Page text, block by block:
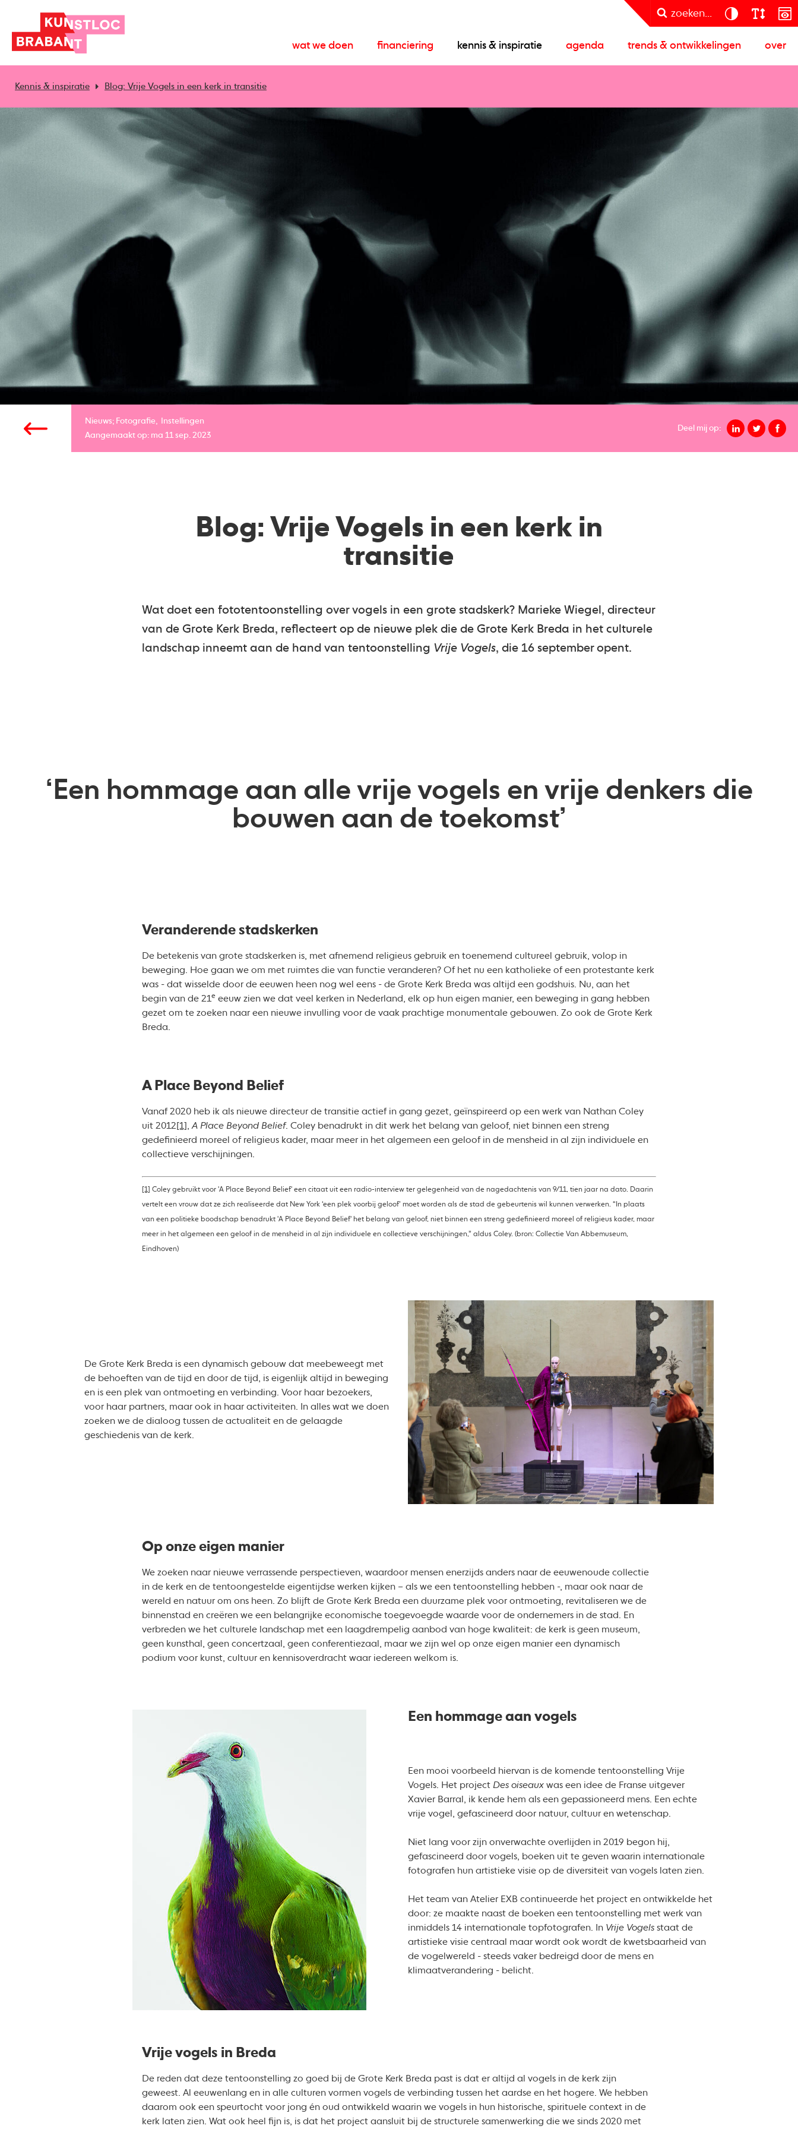
zoeken...
wat we doen financiering kennis & inspiratie agenda trends & ontwikkelingen over
Kennis & inspiratie Blog: Vrije Vogels in een kerk in transitie
Nieuws; Fotografie
Instellingen
Aangemaakt op: ma 11 sep. 2023
Deel mij op:
Blog: Vrije Vogels in een kerk in
transitie
Wat doet een fototentoonstelling over vogels in een grote stadskerk? Marieke Wiegel, directeur
van de Grote Kerk Breda, reflecteert op de nieuwe plek die de Grote Kerk Breda in het culturele
landschap inneemt aan de hand van tentoonstelling Vrije Vogels, die 16 september opent.
‘Een hommage aan alle vrije vogels en vrije denkers die
bouwen aan de toekomst’
Veranderende stadskerken
De betekenis van grote stadskerken is, met afnemend religieus gebruik en toenemend cultureel gebruik, volop in
beweging. Hoe gaan we om met ruimtes die van functie veranderen? Of het nu een katholieke of een protestante kerk
was - dat wisselde door de eeuwen heen nog wel eens - de Grote Kerk Breda was altijd een godshuis. Nu, aan het
begin van de 21e eeuw zien we dat veel kerken in Nederland, elk op hun eigen manier, een beweging in gang hebben
gezet om te zoeken naar een nieuwe invulling voor de vaak prachtige monumentale gebouwen. Zo ook de Grote Kerk
Breda.
A Place Beyond Belief
Vanaf 2020 heb ik als nieuwe directeur de transitie actief in gang gezet, geïnspireerd op een werk van Nathan Coley
uit 2012 [1] ,A Place Beyond Belief. Coley benadrukt in dit werk het belang van geloof, niet binnen een streng
gedefinieerd moreel of religieus kader, maar meer in het algemeen een geloof in de mensheid in al zijn individuele en
collectieve verschijningen.
[1] Coley gebruikt voor 'A Place Beyond Belief' een citaat uit een radio-interview ter gelegenheid van de nagedachtenis van 9/11, tien jaar na dato. Daarin
vertelt een vrouw dat ze zich realiseerde dat New York ‘een plek voorbij geloof’ moet worden als de stad de gebeurtenis wil kunnen verwerken. “In plaats
van een politieke boodschap benadrukt 'A Place Beyond Belief' het belang van geloof, niet binnen een streng gedefinieerd moreel of religieus kader, maar
meer in het algemeen een geloof in de mensheid in al zijn individuele en collectieve verschijningen,” aldus Coley. (bron: Collectie Van Abbemuseum,
Eindhoven)
De Grote Kerk Breda is een dynamisch gebouw dat meebeweegt met
de behoeften van de tijd en door de tijd, is eigenlijk altijd in beweging
en is een plek van ontmoeting en verbinding. Voor haar bezoekers,
voor haar partners, maar ook in haar activiteiten. In alles wat we doen
zoeken we de dialoog tussen de actualiteit en de gelaagde
geschiedenis van de kerk.
Op onze eigen manier
We zoeken naar nieuwe verrassende perspectieven, waardoor mensen enerzijds anders naar de eeuwenoude collectie
in de kerk en de tentoongestelde eigentijdse werken kijken – als we een tentoonstelling hebben -, maar ook naar de
wereld en natuur om ons heen. Zo blijft de Grote Kerk Breda een duurzame plek voor ontmoeting, revitaliseren we de
binnenstad en creëren we een belangrijke economische toegevoegde waarde voor de ondernemers in de stad. En
verbreden we het culturele landschap met een laagdrempelig aanbod van hoge kwaliteit: de kerk is geen museum,
geen kunsthal, geen concertzaal, geen conferentiezaal, maar we zijn wel op onze eigen manier een dynamisch
podium voor kunst, cultuur en kennisoverdracht waar iedereen welkom is.
Een hommage aan vogels
Een mooi voorbeeld hiervan is de komende tentoonstelling Vrije
Vogels. Het project Des oiseauxwas een idee de Franse uitgever
Xavier Barral, ik kende hem als een gepassioneerd mens. Een echte
vrije vogel, gefascineerd door natuur, cultuur en wetenschap.
Niet lang voor zijn onverwachte overlijden in 2019 begon hij,
gefascineerd door vogels, boeken uit te geven waarin internationale
fotografen hun artistieke visie op de diversiteit van vogels laten zien.
Het team van Atelier EXB continueerde het project en ontwikkelde het
door: ze maakte naast de boeken een tentoonstelling met werk van
inmiddels 14 internationale topfotografen. In Vrije Vogelsstaat de
artistieke visie centraal maar wordt ook wordt de kwetsbaarheid van
de vogelwereld - steeds vaker bedreigd door de mens en
klimaatverandering - belicht.
Vrije vogels in Breda
De reden dat deze tentoonstelling zo goed bij de Grote Kerk Breda past is dat er altijd al vogels in de kerk zijn
geweest. Al eeuwenlang en in alle culturen vormen vogels de verbinding tussen het aardse en het hogere. We hebben
daarom ook een speurtocht voor jong én oud ontwikkeld waarin we vogels in hun historische, spirituele context in de
kerk laten zien. Wat ook heel fijn is, is dat het project aansluit bij de structurele samenwerking die we sinds 2020 met